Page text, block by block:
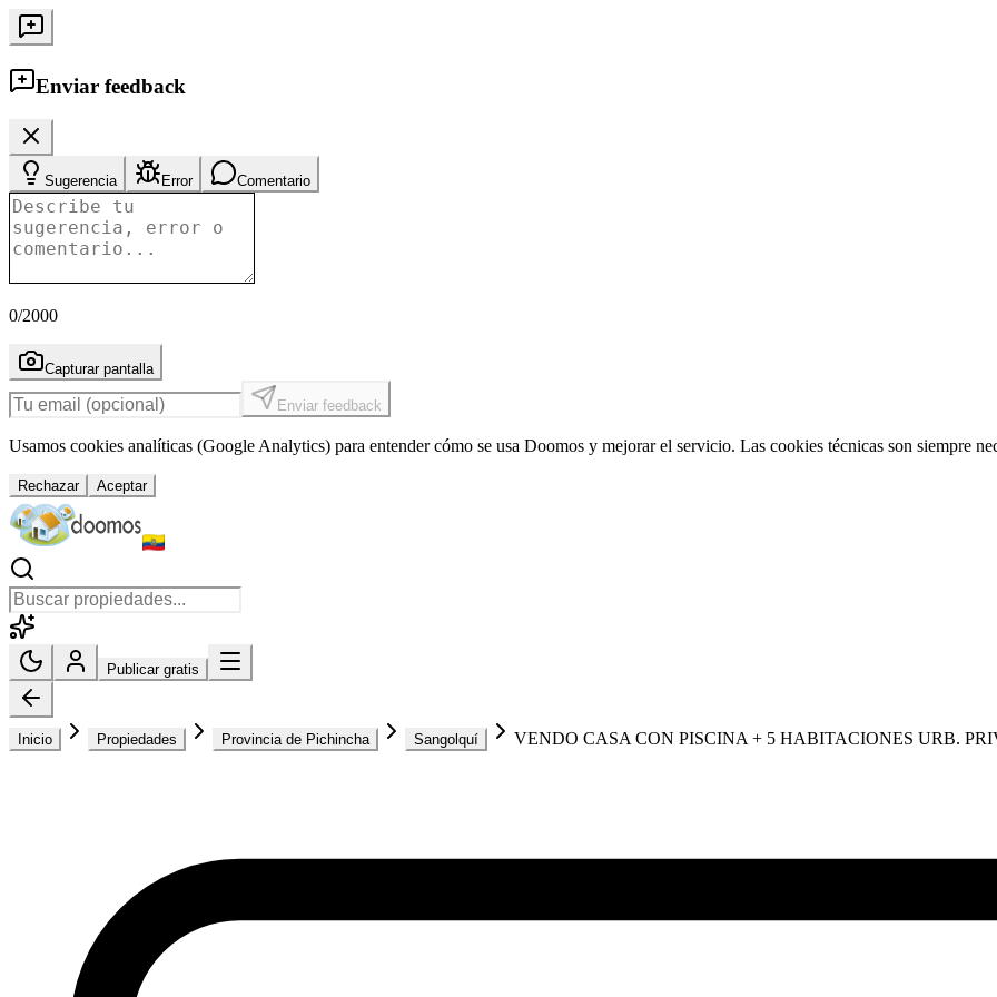
Enviar feedback
Sugerencia Error Comentario
0/2000
Capturar pantalla
Enviar feedback
Usamos cookies analíticas (Google Analytics) para entender cómo se usa Doomos y mejorar el servicio. Las cookies técnicas son siempre
Rechazar Aceptar
Publicar gratis
Inicio Propiedades Provincia de Pichincha Sangolquí VENDO CASA CON PISCINA + 5 HABITACIONES URB.